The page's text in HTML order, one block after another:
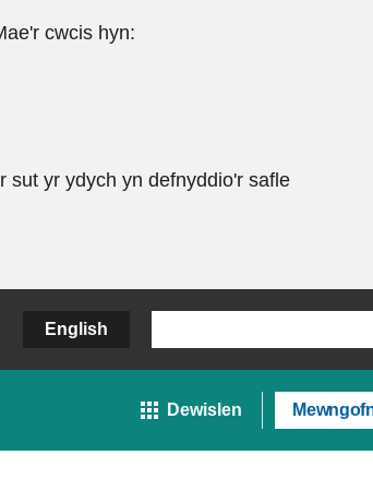
cwcis hyn:
sut yr ydych yn defnyddio'r safle
English
Dewislen